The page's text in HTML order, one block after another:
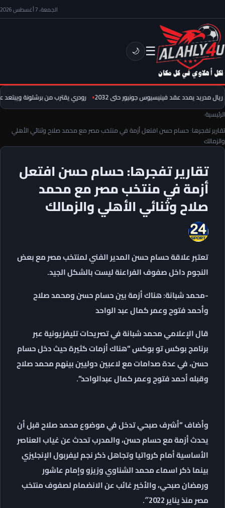
الجمعة، 7 أغسطس 2026
☰
🌙
مدريد يمدد عقد فينيسيوس جونيور حتى 2032
رودري يقترب من برشلونة ويبتعد
الرئيسية›
تقارير تفجرها: حسام حسن افتعل أزمة في منتخب مصر مع محمد صلاح وثنائي الأهلي
والزمالك
تقارير تفجرها: حسام حسن افتعل
أزمة في منتخب مصر مع محمد
صلاح وثنائي الأهلي والزمالك
تعتبر علاقة حسام حسن المدير الفني لمنتخب مصر مع بعض
النجوم داخل صفوف الفراعنة ليست بالشكل الجيد.
-محمد شبانة: هناك أزمة بين حسام حسن ومحمد صلاح
وأحمد فتوح وعمر كمال عبد الواحد
قال الإعلامي محمد شبانة في تصريحات تليفزيونية عبر
برنامج بوكس تو بوكس “هناك أزمات كثيرة حيث دخل حسام
حسن، في عدة صدامات مع لاعبين دوليين بينهم محمد صلاح
وقبله أحمد فتوح وعمر كمال عبدالواحد”.
وأضاف “أشرف صبحي تدخل في موضوع محمد صلاح قبل أن
يحدث أزمة مع حسام حسن، والمدرب تحدث عن غياب العناصر
الأساسية أمام كرواتيا وتجاهل ذكر نجم ليفربول الإنجليزي
بينما ذكر اسماء محمد الشناوي وزيزو وإمام عاشور
ورمضان صبحي، والأخير غائب عن الانضمام لصفوف منتخب
مصر منذ يناير 2022″.